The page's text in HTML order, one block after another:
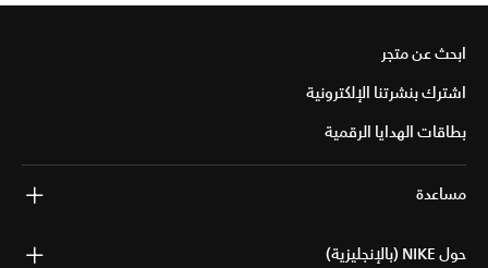
ابحث عن متجر
اشترك بنشرتنا الإلكترونية
بطاقات الهدايا الرقمية
مساعدة
حول NIKE (بالإنجليزية)